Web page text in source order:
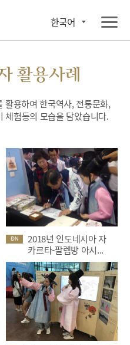
한국어
활용사례
활용하여 한국역사, 전통문화,
체험등의 모습을 담았습니다.
IDN
2018년 인도네시아 자
카르타-팔렘방 아시...